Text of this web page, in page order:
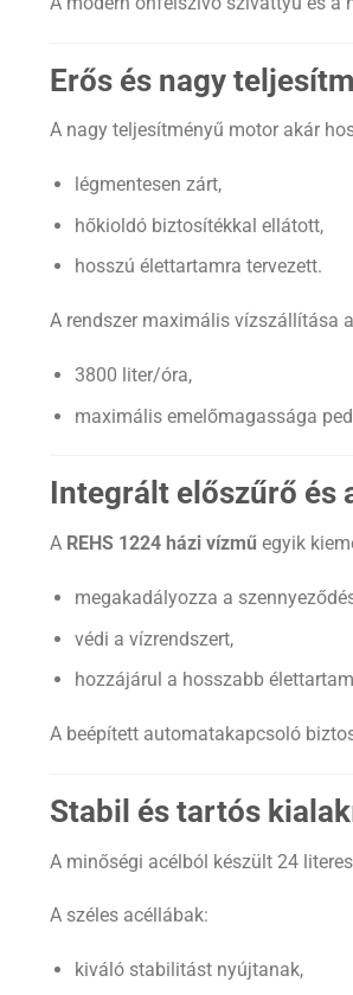
Erős és nagy
A nagy teljesítményű motor akár
légmentesen zárt,
hőkioldó biztosítékkal ellátott,
hosszú élettartamra tervezett.
A rendszer maximális vízszállítása
3800 liter/óra,
maximális emelőmagassága
Integrált előszűrő és
A REHS 1224 házi vízmű egyik
megakadályozza a
védi a vízrendszert,
hozzájárul a hosszabb
A beépített automatakapcsoló
Stabil és tartós
A minőségi acélból készült 24
A széles acéllábak:
kiváló stabilitást nyújtanak,